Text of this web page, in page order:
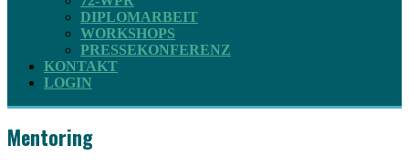
DIPLOMARBEIT
WORKSHOPS
PRESSEKONFERENZ
KONTAKT
LOGIN
Mentoring